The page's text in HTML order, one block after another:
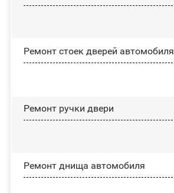
Ремонт стоек дверей автомобиля
Ремонт ручки двери
Ремонт днища автомобиля